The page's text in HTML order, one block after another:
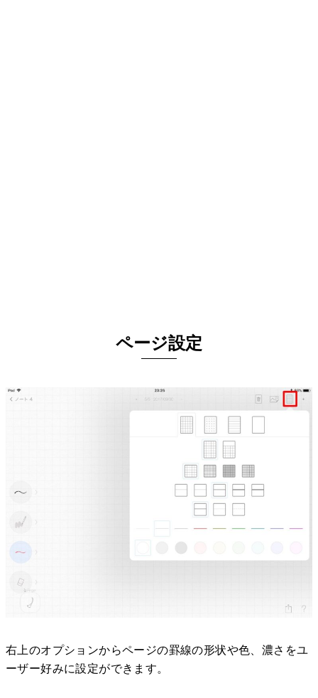
ページ設定
右上のオプションからページの罫線の形状や色、濃さをユ
ーザー好みに設定ができます。